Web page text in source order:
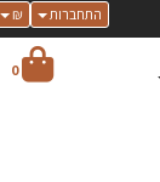
התחברות ₪
0